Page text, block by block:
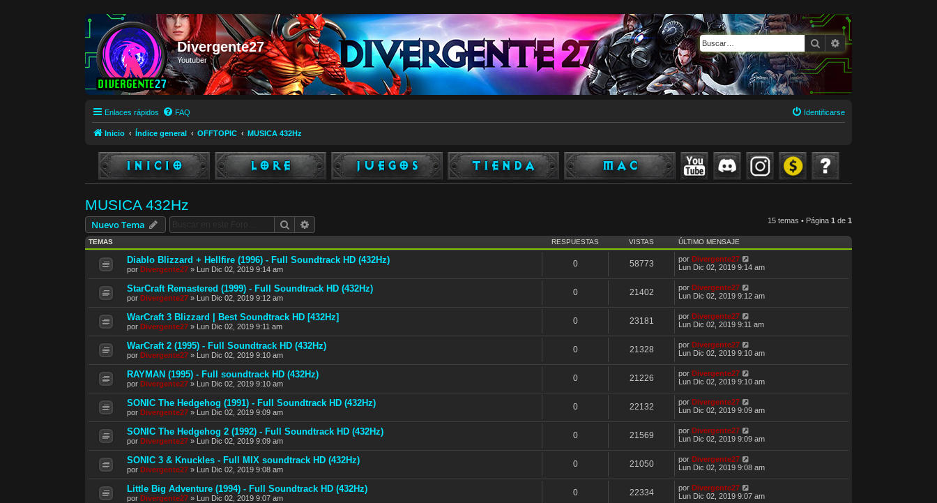
Divergente27
Youtuber
BuscarBúsqueda avanzada
Enlaces rápidos FAQ Identificarse
Inicio Índice general OFFTOPIC MUSICA 432Hz
MUSICA 432Hz
Nuevo Tema Buscar 15 temas • Página 1 de 1
TEMAS RESPUESTAS VISTAS ÚLTIMO MENSAJE
Diablo Blizzard + Hellfire (1996) - Full Soundtrack HD (432Hz)
por Divergente27 » Lun Dic 02, 2019 9:14 am
0 58773 por Divergente27
Lun Dic 02, 2019 9:14 am
StarCraft Remastered (1999) - Full Soundtrack HD (432Hz)
por Divergente27 » Lun Dic 02, 2019 9:12 am
0 21402 por Divergente27
Lun Dic 02, 2019 9:12 am
WarCraft 3 Blizzard | Best Soundtrack HD [432Hz]
por Divergente27 » Lun Dic 02, 2019 9:11 am
0 23181 por Divergente27
Lun Dic 02, 2019 9:11 am
WarCraft 2 (1995) - Full Soundtrack HD (432Hz)
por Divergente27 » Lun Dic 02, 2019 9:10 am
0 21328 por Divergente27
Lun Dic 02, 2019 9:10 am
RAYMAN (1995) - Full soundtrack HD (432Hz)
por Divergente27 » Lun Dic 02, 2019 9:10 am
0 21226 por Divergente27
Lun Dic 02, 2019 9:10 am
SONIC The Hedgehog (1991) - Full Soundtrack HD (432Hz)
por Divergente27 » Lun Dic 02, 2019 9:09 am
0 22132 por Divergente27
Lun Dic 02, 2019 9:09 am
SONIC The Hedgehog 2 (1992) - Full Soundtrack HD (432Hz)
por Divergente27 » Lun Dic 02, 2019 9:09 am
0 21569 por Divergente27
Lun Dic 02, 2019 9:09 am
SONIC 3 & Knuckles - Full MIX soundtrack HD (432Hz)
por Divergente27 » Lun Dic 02, 2019 9:08 am
0 21050 por Divergente27
Lun Dic 02, 2019 9:08 am
Little Big Adventure (1994) - Full Soundtrack HD (432Hz)
por Divergente27 » Lun Dic 02, 2019 9:07 am
0 22334 por Divergente27
Lun Dic 02, 2019 9:07 am